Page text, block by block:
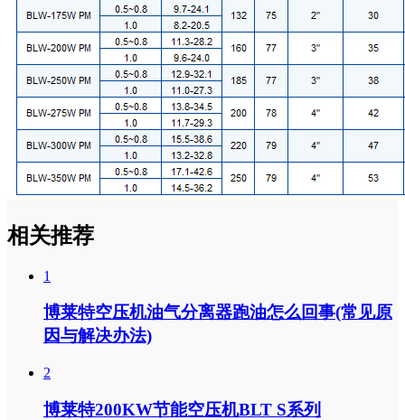
相关推荐
1
博莱特空压机油气分离器跑油怎么回事(常见原
因与解决办法)
2
博莱特200KW节能空压机BLT S系列